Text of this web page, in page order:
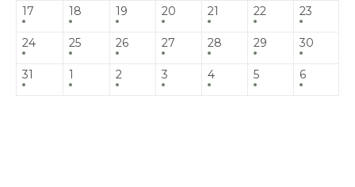
17 18 19 20 21 22 23
24 25 26 27 28 29 30
31 1 2 3 4 5 6